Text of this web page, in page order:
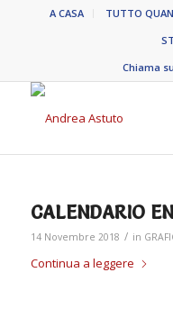
A CASA TUTTO
Chiama
CALENDARIO
14 Novembre 2018 / in
Continua a leggere